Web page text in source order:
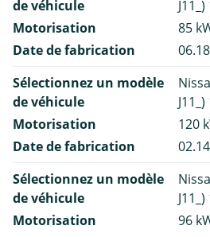
de véhicule
Motorisation
85
Date de fabrication
Sélectionnez un modèle
de véhicule
Motorisation
120
Date de fabrication
Sélectionnez un modèle
de véhicule
Motorisation
96